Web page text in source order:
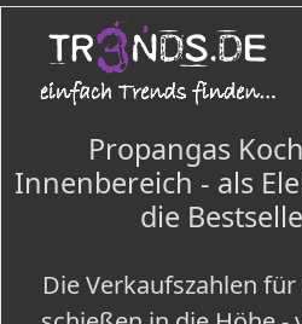
Propangas
Innenbereich - als
die
Die Verkaufszahlen